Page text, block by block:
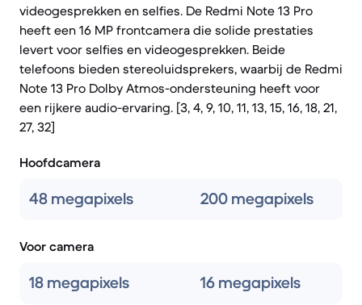
videogesprekken en selfies. De Redmi Note 13 Pro
heeft een 16 MP frontcamera die solide prestaties
levert voor selfies en videogesprekken. Beide
telefoons bieden stereoluidsprekers, waarbij de Redmi
Note 13 Pro Dolby Atmos-ondersteuning heeft voor
een rijkere audio-ervaring. [3, 4, 9, 10, 11, 13, 15, 16, 18, 21,
27, 32]
Hoofdcamera
48 megapixels 200 megapixels
Voor camera
18 megapixels 16 megapixels